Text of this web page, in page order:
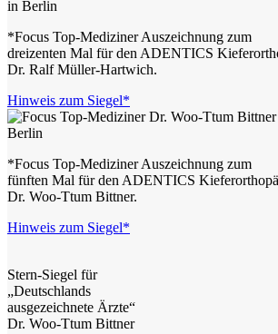
*Focus Top-Mediziner Auszeichnung zum
dreizenten Mal für den ADENTICS
Dr. Ralf Müller-Hartwich.
Hinweis zum Siegel*
*Focus Top-Mediziner Auszeichnung zum
fünften Mal für den ADENTICS
Dr. Woo-Ttum Bittner.
Hinweis zum Siegel*
Stern-Siegel für
„Deutschlands
ausgezeichnete Ärzte“
Dr. Woo-Ttum Bittner